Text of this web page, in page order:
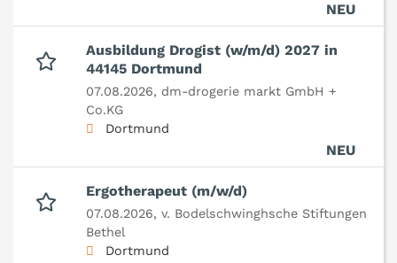
NEU
Ausbildung Drogist (w/m/d) 2027 in
44145 Dortmund
07.08.2026, dm-drogerie markt GmbH +
Co.KG
Dortmund
NEU
Ergotherapeut (m/w/d)
07.08.2026, v. Bodelschwinghsche Stiftungen
Bethel
Dortmund